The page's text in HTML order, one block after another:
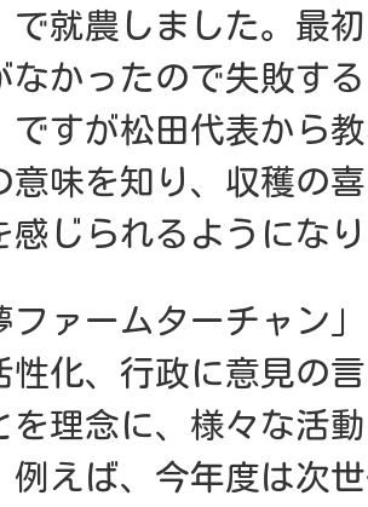
で就農しました。最
なかったので失敗す
ですが松田代表から
意味を知り、収穫の
感じられるようにな
ファームターチャン
性化、行政に意見の
を理念に、様々な活
例えば、今年度は次